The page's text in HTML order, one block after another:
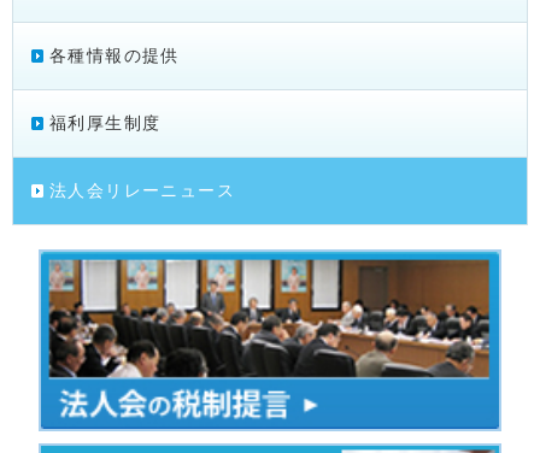
各種情報の提供
福利厚生制度
法人会リレーニュース